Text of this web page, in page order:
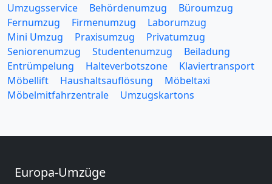
Umzugsservice Behördenumzug
Büroumzug
Fernumzug
Firmenumzug
Laborumzug
Mini Umzug
Praxisumzug
Privatumzug
Seniorenumzug
Studentenumzug
Beiladung
Entrümpelung
Halteverbotszone
Klaviertransport
Möbellift
Haushaltsauflösung
Möbeltaxi
Möbelmitfahrzentrale
Umzugskartons
Europa-Umzüge